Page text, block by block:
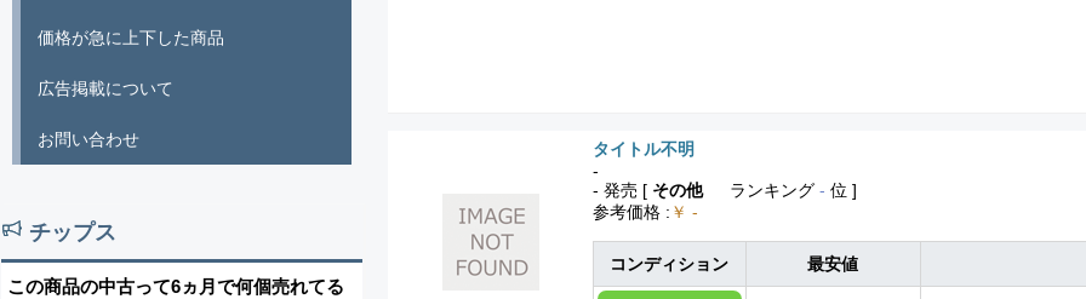
タイトル不明
-
- 発売 [ その他 ランキング - 位 ]
参考価格 : ￥ -
コンディション 最安値
価格が急に上下した商品
広告掲載について
お問い合わせ
チップス
この商品の中古って6ヵ月で何個売れてる